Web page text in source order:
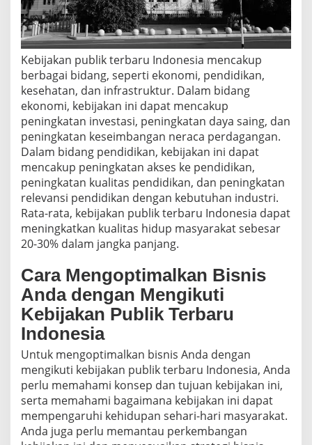
Kebijakan publik terbaru Indonesia mencakup
berbagai bidang, seperti ekonomi, pendidikan,
kesehatan, dan infrastruktur. Dalam bidang
ekonomi, kebijakan ini dapat mencakup
peningkatan investasi, peningkatan daya saing, dan
peningkatan keseimbangan neraca perdagangan.
Dalam bidang pendidikan, kebijakan ini dapat
mencakup peningkatan akses ke pendidikan,
peningkatan kualitas pendidikan, dan peningkatan
relevansi pendidikan dengan kebutuhan industri.
Rata-rata, kebijakan publik terbaru Indonesia dapat
meningkatkan kualitas hidup masyarakat sebesar
20-30% dalam jangka panjang.
Cara Mengoptimalkan Bisnis
Anda dengan Mengikuti
Kebijakan Publik Terbaru
Indonesia
Untuk mengoptimalkan bisnis Anda dengan
mengikuti kebijakan publik terbaru Indonesia, Anda
perlu memahami konsep dan tujuan kebijakan ini,
serta memahami bagaimana kebijakan ini dapat
mempengaruhi kehidupan sehari-hari masyarakat.
Anda juga perlu memantau perkembangan